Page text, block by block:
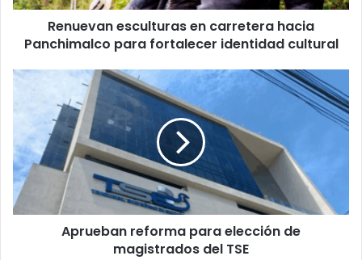
identidad
culturalRenuevan esculturas en carretera hacia
Panchimalco para fortalecer identidad cultural
Aprueban
para
elección
de
magistrados
del
TSE
Aprueban reforma para elección de
magistrados del TSE